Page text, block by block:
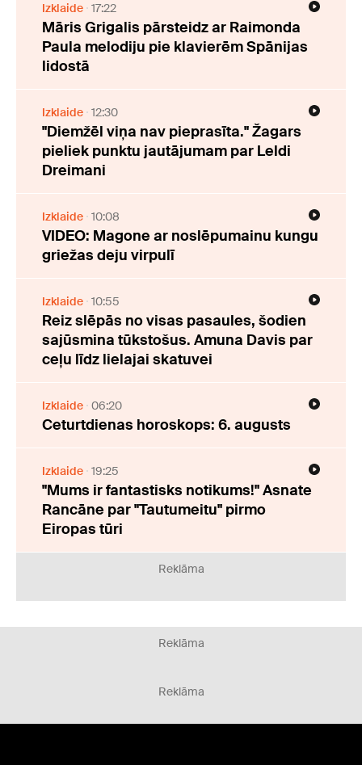
Izklaide 17:22
Māris Grigalis pārsteidz ar Raimonda
Paula melodiju pie klavierēm Spānijas
lidostā
Izklaide 12:30
"Diemžēl viņa nav pieprasīta." Žagars
pieliek punktu jautājumam par Leldi
Dreimani
Izklaide 10:08
VIDEO: Magone ar noslēpumainu kungu
griežas deju virpulī
Izklaide 10:55
Reiz slēpās no visas pasaules, šodien
sajūsmina tūkstošus. Amuna Davis par
ceļu līdz lielajai skatuvei
Izklaide 06:20
Ceturtdienas horoskops: 6. augusts
Izklaide 19:25
"Mums ir fantastisks notikums!" Asnate
Rancāne par "Tautumeitu" pirmo
Eiropas tūri
Reklāma
Reklāma
Reklāma